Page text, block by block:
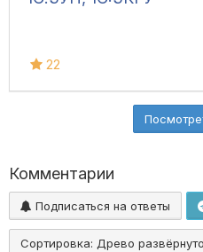
22
Комментарии
Подписаться на ответы
Сортировка: Древо